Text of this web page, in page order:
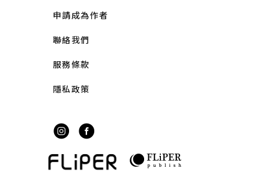
申請成為作者
聯絡我們
服務條款
隱私政策